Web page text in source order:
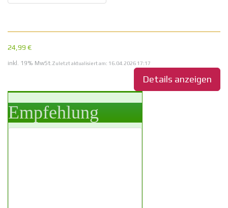
24,99 €
inkl. 19% MwSt.Zuletzt aktualisiert am: 16.04.2026 17:17
Details anzeigen
Empfehlung